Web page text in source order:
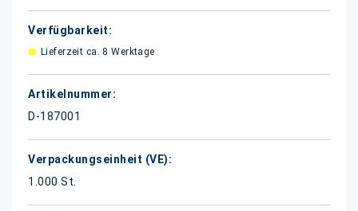
Lieferzeit ca. 8 Werktage
D-187001
1.000 St.